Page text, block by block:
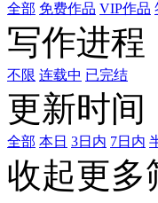
全部 免费作品 VIP作品
写作进程
不限 连载中 已完结
更新时间
全部 本日 3日内 7日内
收起更多